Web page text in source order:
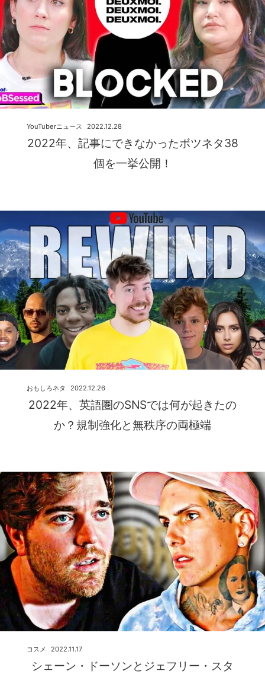
2022年、記事にできなかったボツネタ38
個を一挙公開！
2022.12.28
YouTuberニュース
2022年、英語圏のSNSでは何が起きたの
か？規制強化と無秩序の両極端
2022.12.26
おもしろネタ
シェーン・ドーソンとジェフリー・スタ
2022.11.17
コスメ